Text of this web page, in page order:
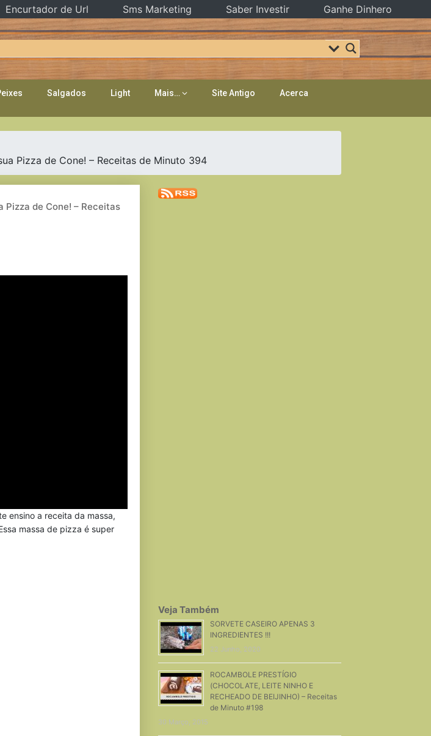
Salgados Light Mais… Site Antigo Acerca
Pizza de Cone! – Receitas de Minuto 394
Pizza de Cone! – Receitas
ensino a receita da massa,
massa de pizza é super
Veja Também
SORVETE CASEIRO APENAS 3
INGREDIENTES !!!
22 Junho, 2020
ROCAMBOLE PRESTÍGIO
(CHOCOLATE, LEITE NINHO E
RECHEADO DE BEIJINHO) – Receitas
de Minuto #198
30 Março, 2015
Encurtador de Url Sms Marketing Saber Investir Ganhe Dinhero